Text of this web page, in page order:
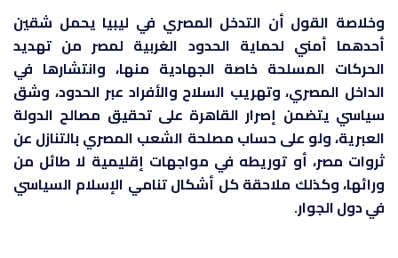
وخلاصة القول أن التدخل المصري في ليبيا يحمل شقين
أحدهما أمني لحماية الحدود الغربية لمصر من تهديد
الحركات المسلحة خاصة الجهادية منها، وانتشارها في
الداخل المصري، وتهريب السلاح والأفراد عبر الحدود، وشق
سياسي يتضمن إصرار القاهرة على تحقيق مصالح الدولة
العبرية، ولو على حساب مصلحة الشعب المصري بالتنازل عن
ثروات مصر، أو توريطه في مواجهات إقليمية لا طائل من
ورائها، وكذلك ملاحقة كل أشكال تنامي الإسلام السياسي
في دول الجوار.